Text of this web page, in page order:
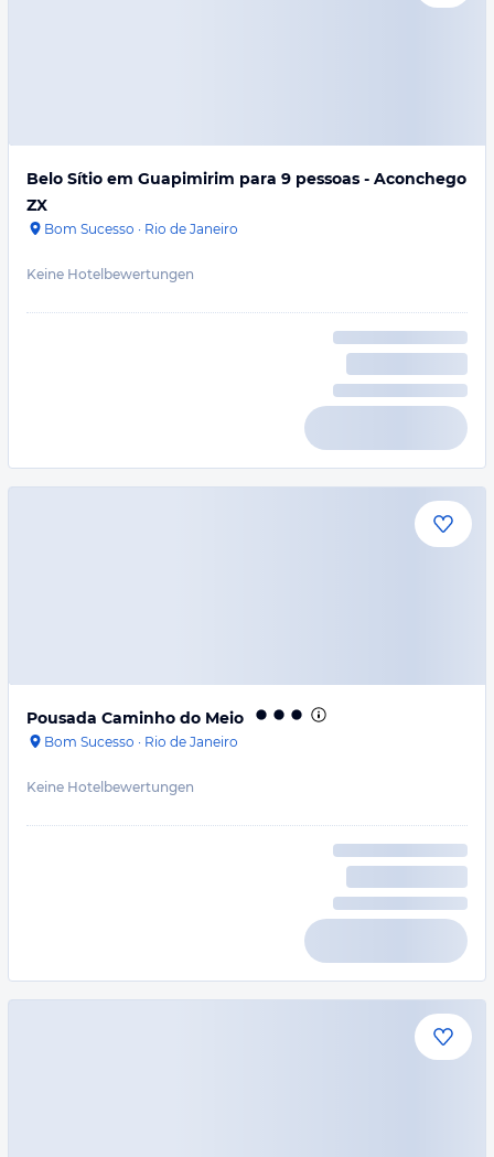
Belo Sítio em Guapimirim para 9 pessoas - Aconchego
ZX
Bom Sucesso · Rio de Janeiro
Keine Hotelbewertungen
Pousada Caminho do Meio
Bom Sucesso · Rio de Janeiro
Keine Hotelbewertungen